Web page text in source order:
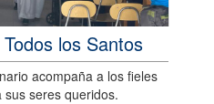
los Santos
acompaña a los fieles
seres queridos.